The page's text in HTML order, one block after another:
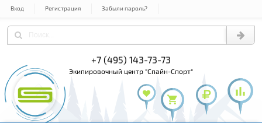
Вход Регистрация Забыли пароль?
+7 (495) 143-73-73
экипировочный центр "Спайн-Спорт"